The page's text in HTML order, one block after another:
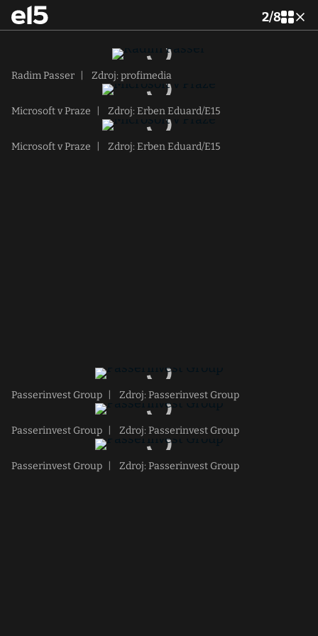
2/8
Radim Passer Zdroj: profimedia
Microsoft v Praze Zdroj: Erben Eduard/E15
Microsoft v Praze Zdroj: Erben Eduard/E15
Passerinvest Group Zdroj: Passerinvest Group
Passerinvest Group Zdroj: Passerinvest Group
Passerinvest Group Zdroj: Passerinvest Group